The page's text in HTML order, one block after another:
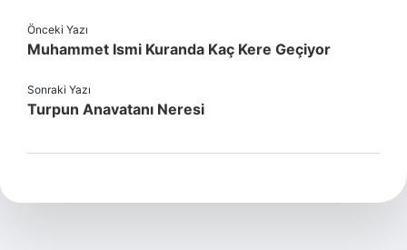
Önceki Yazı
Muhammet Ismi Kuranda Kaç Kere Geçiyor
Sonraki Yazı
Turpun Anavatanı Neresi